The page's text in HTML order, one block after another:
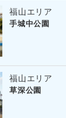
福山エリア
手城中公園
福山エリア
草深公園